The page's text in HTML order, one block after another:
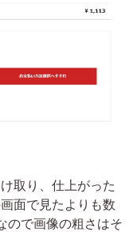
取り、仕上がった
面で見たよりも数
ので画像の粗さはそ